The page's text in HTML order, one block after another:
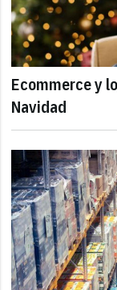
Ecommerce y
Navidad